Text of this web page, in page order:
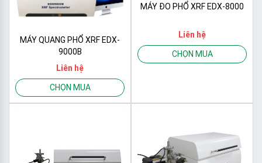
MÁY QUANG PHỔ XRF EDX-
9000B
Liên hệ
CHỌN MUA
MÁY ĐO PHỔ XRF EDX-8000
Liên hệ
CHỌN MUA